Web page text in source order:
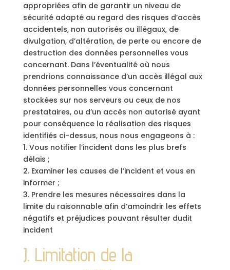
appropriées afin de garantir un niveau de
sécurité adapté au regard des risques d’accès
accidentels, non autorisés ou illégaux, de
divulgation, d’altération, de perte ou encore de
destruction des données personnelles vous
concernant. Dans l’éventualité où nous
prendrions connaissance d’un accès illégal aux
données personnelles vous concernant
stockées sur nos serveurs ou ceux de nos
prestataires, ou d’un accès non autorisé ayant
pour conséquence la réalisation des risques
identifiés ci-dessus, nous nous engageons à :
1. Vous notifier l’incident dans les plus brefs
délais ;
2. Examiner les causes de l’incident et vous en
informer ;
3. Prendre les mesures nécessaires dans la
limite du raisonnable afin d’amoindrir les effets
négatifs et préjudices pouvant résulter dudit
incident
J. Limitation de la